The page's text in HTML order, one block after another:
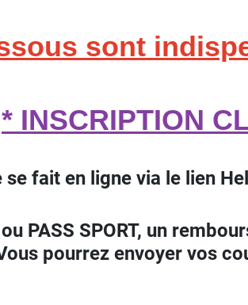
sont
* INSCRIPTION
se fait en ligne via le lien
PASS SPORT, un
pourrez envoyer vos